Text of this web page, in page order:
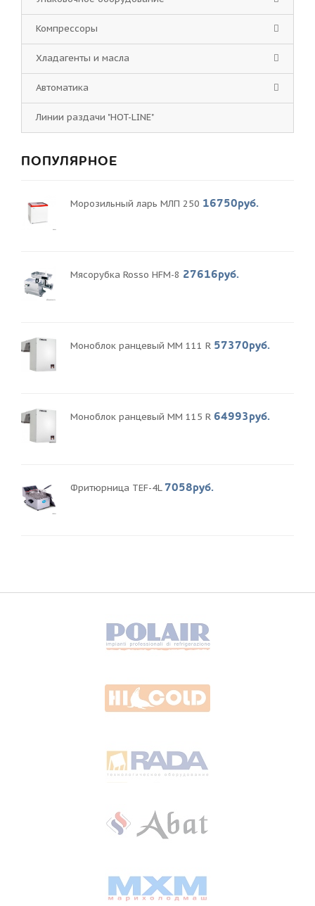
Компрессоры
Хладагенты и масла
Автоматика
Линии раздачи "HOT-LINE"
ПОПУЛЯРНОЕ
Морозильный ларь МЛП 250 16750руб.
Мясорубка Rosso HFM-8 27616руб.
Моноблок ранцевый MM 111 R 57370руб.
Моноблок ранцевый MM 115 R 64993руб.
Фритюрница TEF-4L 7058руб.